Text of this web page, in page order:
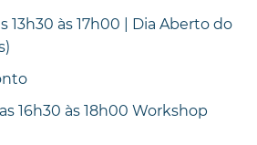
13h30 às 17h00 | Dia Aberto do
16h30 às 18h00 Workshop